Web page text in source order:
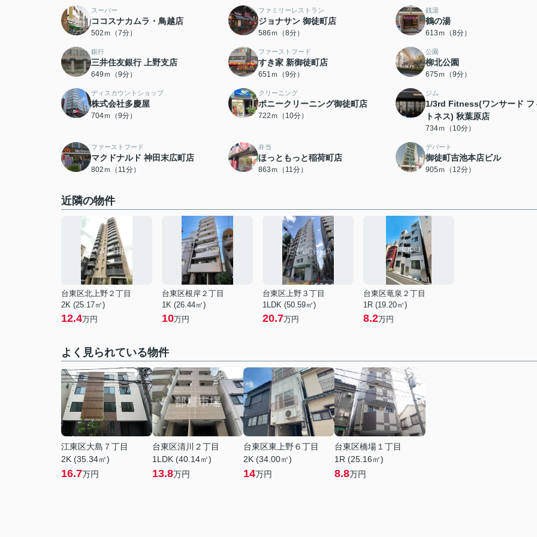
スーパー
ココスナカムラ・鳥越店
502ｍ（7分）
ファミリーレストラン
ジョナサン 御徒町店
586ｍ（8分）
銭湯
鶴の湯
613ｍ（8分）
銀行
三井住友銀行 上野支店
649ｍ（9分）
ファーストフード
すき家 新御徒町店
651ｍ（9分）
公園
柳北公園
675ｍ（9分）
ディスカウントショップ
株式会社多慶屋
704ｍ（9分）
クリーニング
ポニークリーニング御徒町店
722ｍ（10分）
ジム
1/3rd Fitness(ワンサード フ
トネス) 秋葉原店
734ｍ（10分）
ファーストフード
マクドナルド 神田末広町店
802ｍ（11分）
弁当
ほっともっと稲荷町店
863ｍ（11分）
デパート
御徒町吉池本店ビル
905ｍ（12分）
近隣の物件
台東区北上野２丁目
2K (25.17㎡)
12.4万円
台東区根岸２丁目
1K (26.44㎡)
10万円
台東区上野３丁目
1LDK (50.59㎡)
20.7万円
台東区竜泉２丁目
1R (19.20㎡)
8.2万円
よく見られている物件
江東区大島７丁目
2K (35.34㎡)
16.7万円
台東区清川２丁目
1LDK (40.14㎡)
13.8万円
台東区東上野６丁目
2K (34.00㎡)
14万円
台東区橋場１丁目
1R (25.16㎡)
8.8万円